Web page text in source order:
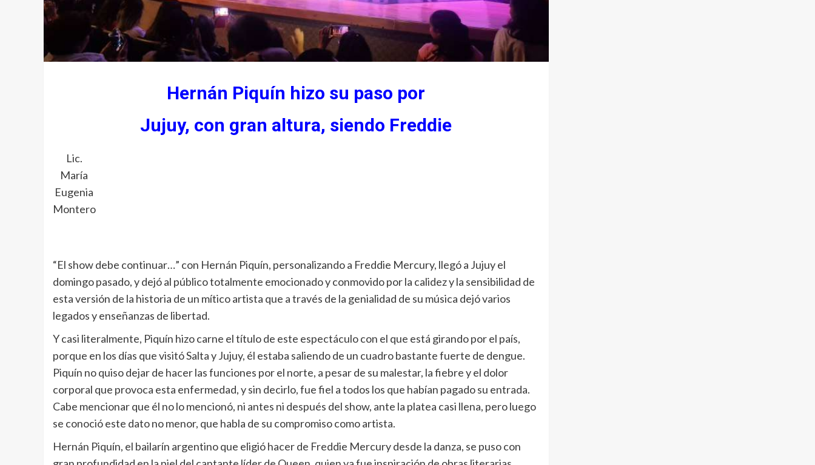
Hernán Piquín hizo su paso por
Jujuy, con gran altura, siendo Freddie
Lic.
María
Eugenia
Montero
“El show debe continuar…” con Hernán Piquín, personalizando a Freddie Mercury, llegó a Jujuy el
domingo pasado, y dejó al público totalmente emocionado y conmovido por la calidez y la sensibilidad de
esta versión de la historia de un mítico artista que a través de la genialidad de su música dejó varios
legados y enseñanzas de libertad.
Y casi literalmente, Piquín hizo carne el título de este espectáculo con el que está girando por el país,
porque en los días que visitó Salta y Jujuy, él estaba saliendo de un cuadro bastante fuerte de dengue.
Piquín no quiso dejar de hacer las funciones por el norte, a pesar de su malestar, la fiebre y el dolor
corporal que provoca esta enfermedad, y sin decirlo, fue fiel a todos los que habían pagado su entrada.
Cabe mencionar que él no lo mencionó, ni antes ni después del show, ante la platea casi llena, pero luego
se conoció este dato no menor, que habla de su compromiso como artista.
Hernán Piquín, el bailarín argentino que eligió hacer de Freddie Mercury desde la danza, se puso con